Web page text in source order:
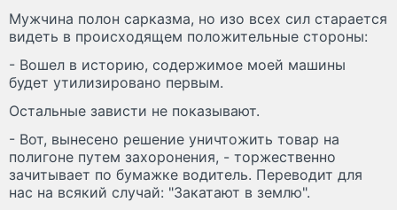
Мужчина полон сарказма, но изо всех сил старается
видеть в происходящем положительные стороны:
- Вошел в историю, содержимое моей машины
будет утилизировано первым.
Остальные зависти не показывают.
- Вот, вынесено решение уничтожить товар на
полигоне путем захоронения, - торжественно
зачитывает по бумажке водитель. Переводит для
нас на всякий случай: "Закатают в землю".